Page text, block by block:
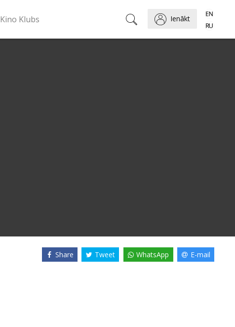
Kino Klubs Ienākt
Share Tweet WhatsApp E-mail